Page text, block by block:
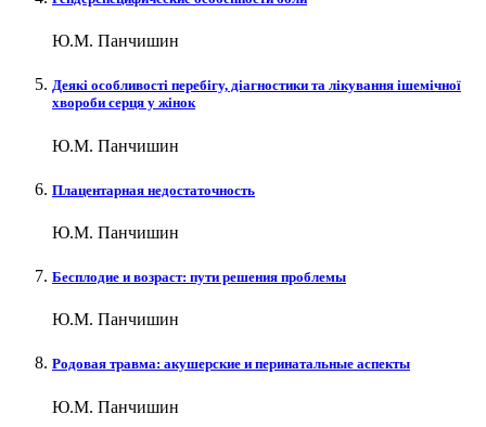
Ю.М. Панчишин
Деякі особливості перебігу, діагностики та лікування ішемічної
хвороби серця у жінок
Ю.М. Панчишин
Плацентарная недостаточность
Ю.М. Панчишин
Бесплодие и возраст: пути решения проблемы
Ю.М. Панчишин
Родовая травма: акушерские и перинатальные аспекты
Ю.М. Панчишин